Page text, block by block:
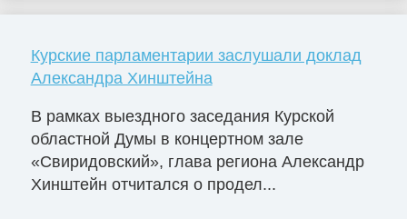
Курские парламентарии заслушали доклад
Александра Хинштейна
В рамках выездного заседания Курской
областной Думы в концертном зале
«Свиридовский», глава региона Александр
Хинштейн отчитался о продел...